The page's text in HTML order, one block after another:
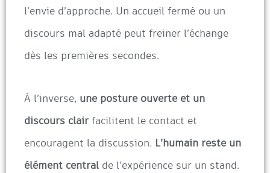
l’envie d’approche. Un accueil fermé ou un
discours mal adapté peut freiner l’échange
dès les premières secondes.
À l’inverse, une posture ouverte et un
discours clair facilitent le contact et
encouragent la discussion. L’humain reste un
élément central de l’expérience sur un stand.